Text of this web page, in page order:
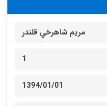
مريم شاهرخي قلندر
1
1394/01/01